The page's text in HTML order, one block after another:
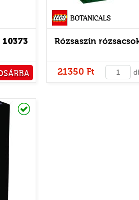
10373 Rózsaszín
21350 Ft